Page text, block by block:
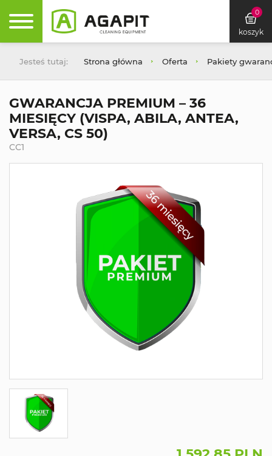
0
koszyk
Jesteś tutaj: Strona główna Oferta Pakiety
GWARANCJA PREMIUM – 36
MIESIĘCY (VISPA, ABILA, ANTEA,
VERSA, CS 50)
CC1